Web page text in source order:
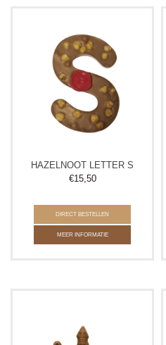
HAZELNOOT LETTER S
€15,50
DIRECT BESTELLEN
MEER INFORMATIE